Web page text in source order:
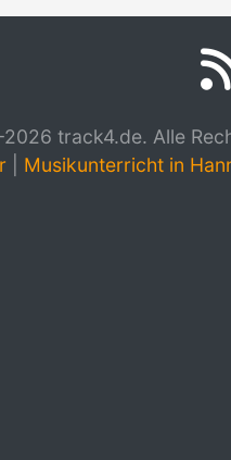
track4.de. Alle
Musikunterricht in